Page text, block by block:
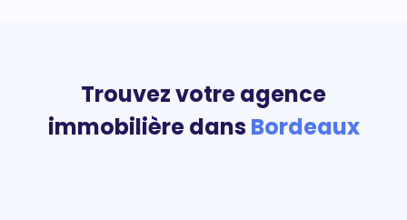
Trouvez votre agence
immobilière dansBordeaux